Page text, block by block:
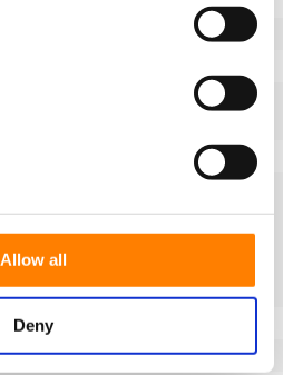
Allow all
Deny
wulkanizowana opona
gumowa o właściwościach
amortyzujących i niskich
oporach toczenia.
Koło
-20 / +70°C